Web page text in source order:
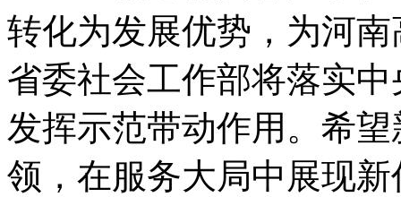
转化为发展优势，为河
省委社会工作部将落实
发挥示范带动作用。希
领，在服务大局中展现